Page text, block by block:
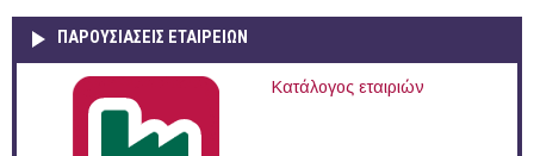
ΠΑΡΟΥΣΙΆΣΕΙΣ ΕΤΑΙΡΕΙΏΝ
Κατάλογος εταιριών